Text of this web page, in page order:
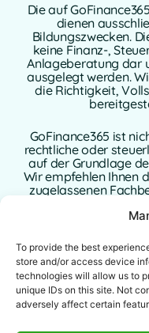
To provide the best
store and/or access device
technologies will allow us to
unique IDs on this site. Not
adversely affect certain
Die auf
dienen
Bildungszwecken.
keine Finanz-,
Anlageberatung dar
ausgelegt werden.
die Richtigkeit,
GoFinance365 ist
rechtliche oder
auf der Grundlage
Wir empfehlen Ihnen
zugelassenen
persönlichen oder
Mit der Nutzung
diesem
Weder
Mitwirkenden
indirekte oder